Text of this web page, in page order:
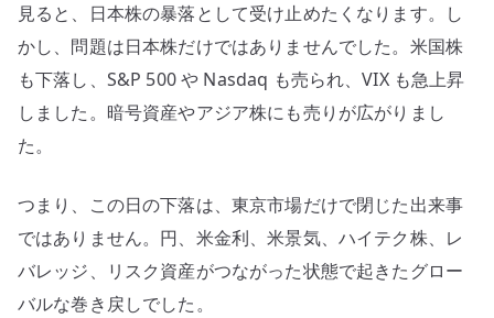
見ると、日本株の暴落として受け止めたくなります。し
かし、問題は日本株だけではありませんでした。米国株
も下落し、S&P 500 や Nasdaq も売られ、VIX も急上昇
しました。暗号資産やアジア株にも売りが広がりまし
た。
つまり、この日の下落は、東京市場だけで閉じた出来事
ではありません。円、米金利、米景気、ハイテク株、レ
バレッジ、リスク資産がつながった状態で起きたグロー
バルな巻き戻しでした。